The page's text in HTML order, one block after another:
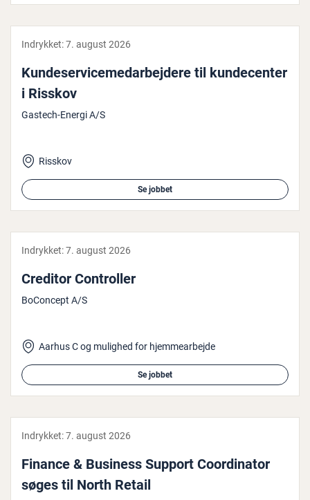
Indrykket:7. august 2026
Kun­de­ser­vi­ce­me­d­ar­bej­de­re til kun­de­cen­ter
i Risskov
Gastech-Energi A/S
Risskov
Se jobbet
Indrykket:7. august 2026
Creditor Con­trol­ler
BoConcept A/S
Aarhus C og mulighed for hjemmearbejde
Se jobbet
Indrykket:7. august 2026
Finance & Business Support Co­or­di­na­tor
søges til North Retail